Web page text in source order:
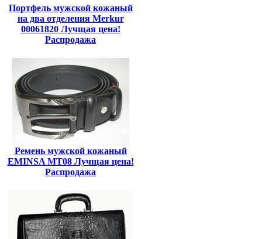
Портфель мужской кожаный
на два отделения Merkur
00061820 Лучщая цена!
Распродажа
Ремень мужской кожаный
EMINSA MT08 Лучщая цена!
Распродажа